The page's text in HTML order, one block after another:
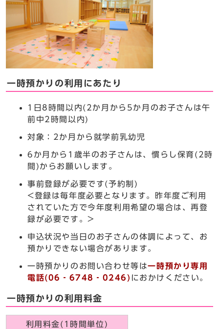
一時預かりの利用にあたり
1日8時間以内(2か月から5か月のお子さんは午
前中2時間以内)
対象：2か月から就学前乳幼児
6か月から1歳半のお子さんは、慣らし保育(2時
間)からお願いします。
事前登録が必要です(予約制)
<登録は毎年度必要となります。昨年度ご利用
されていた方で今年度利用希望の場合は、再登
録が必要です。>
申込状況や当日のお子さんの体調によって、お
預かりできない場合があります。
一時預かりのお問い合わせ等は一時預かり専用
電話(06‐6748‐0246) におかけください。
一時預かりの利用料金
利用料金(1時間単位)